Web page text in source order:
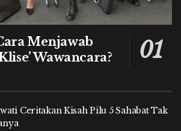
Menjawab
Wawancara?
Ceritakan Kisah Pilu 5 Sahabat Tak